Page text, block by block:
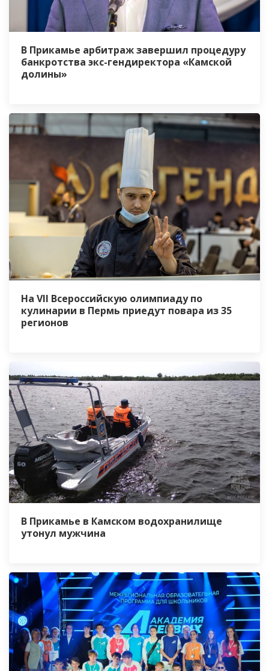
В Прикамье арбитраж завершил процедуру
банкротства экс-гендиректора «Камской
долины»
На VII Всероссийскую олимпиаду по
кулинарии в Пермь приедут повара из 35
регионов
В Прикамье в Камском водохранилище
утонул мужчина